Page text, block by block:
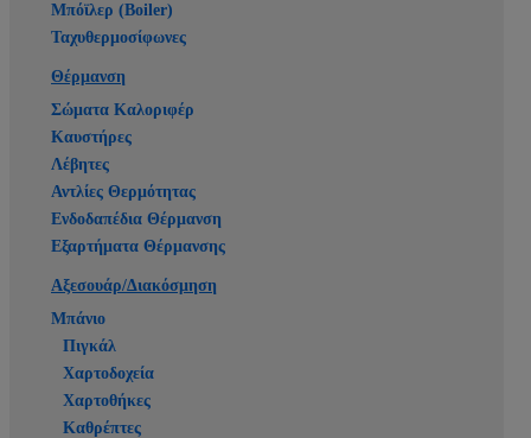
Μπόϊλερ (Boiler)
Ταχυθερμοσίφωνες
Θέρμανση
Σώματα Καλοριφέρ
Καυστήρες
Λέβητες
Αντλίες Θερμότητας
Ενδοδαπέδια Θέρμανση
Εξαρτήματα Θέρμανσης
Αξεσουάρ/Διακόσμηση
Μπάνιο
Πιγκάλ
Χαρτοδοχεία
Χαρτοθήκες
Καθρέπτες